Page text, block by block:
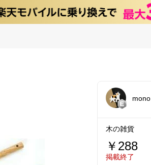
mono
木の雑貨
￥288
掲載終了